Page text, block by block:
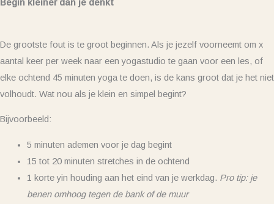
Begin kleiner dan je denkt
De grootste fout is te groot beginnen. Als je jezelf voorneemt om x
aantal keer per week naar een yogastudio te gaan voor een les, of
elke ochtend 45 minuten yoga te doen, is de kans groot dat je het niet
volhoudt. Wat nou als je klein en simpel begint?
Bijvoorbeeld:
5 minuten ademen voor je dag begint
15 tot 20 minuten stretches in de ochtend
1 korte yin houding aan het eind van je werkdag. Pro tip: je
benen omhoog tegen de bank of de muur